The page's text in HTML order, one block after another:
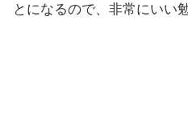
とになるので、非常にいい